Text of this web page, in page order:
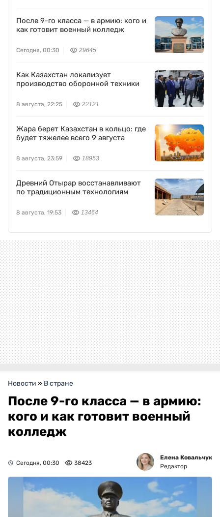
После 9-го класса — в армию: кого и
как готовит военный колледж
Сегодня, 00:30 29645
Как Казахстан локализует
производство оборонной техники
8 августа, 22:25 22121
Жара берет Казахстан в кольцо: где
будет тяжелее всего 9 августа
8 августа, 23:59 18953
Древний Отырар восстанавливают
по традиционным технологиям
8 августа, 19:53 13464
Новости » В стране
После 9-го класса — в армию:
кого и как готовит военный
колледж
Сегодня, 00:30 38423
Елена Ковальчук
Редактор